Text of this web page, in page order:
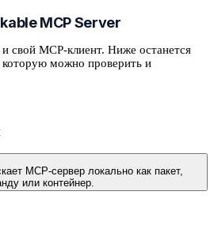
MCP Server
свой MCP-клиент. Ниже останется
которую можно проверить и
MCP-сервер локально как пакет,
или контейнер.